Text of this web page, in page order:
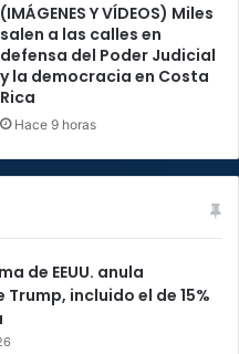
(IMÁGENES Y VÍDEOS) Miles
salen a las calles en
defensa del Poder Judicial
y la democracia en Costa
Rica
Hace 9 horas
de EEUU. anula
incluido el de 15%